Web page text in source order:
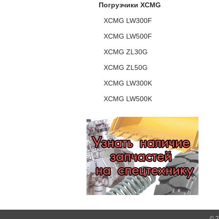
Погрузчики XCMG
XCMG LW300F
XCMG LW500F
XCMG ZL30G
XCMG ZL50G
XCMG LW300K
XCMG LW500K